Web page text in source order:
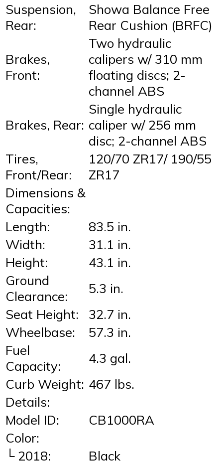
Suspension,
Rear:
Showa Balance Free
Rear Cushion (BRFC)
Brakes,
Front:
Two hydraulic
calipers w/ 310 mm
floating discs; 2-
channel ABS
Brakes, Rear:
Single hydraulic
caliper w/ 256 mm
disc; 2-channel ABS
Tires,
Front/Rear:
120/70 ZR17/ 190/55
ZR17
Dimensions &
Capacities:
Length:
83.5 in.
Width:
31.1 in.
Height:
43.1 in.
Ground
Clearance:
5.3 in.
Seat Height:
32.7 in.
Wheelbase:
57.3 in.
Fuel
Capacity:
4.3 gal.
Curb Weight: 467 lbs.
Details:
Model ID:
CB1000RA
Color:
└ 2018:
Black